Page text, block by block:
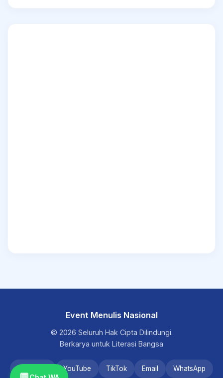
Event Menulis Nasional
© 2026 Seluruh Hak Cipta Dilindungi.
Berkarya untuk Literasi Bangsa
YouTube TikTok Email WhatsApp